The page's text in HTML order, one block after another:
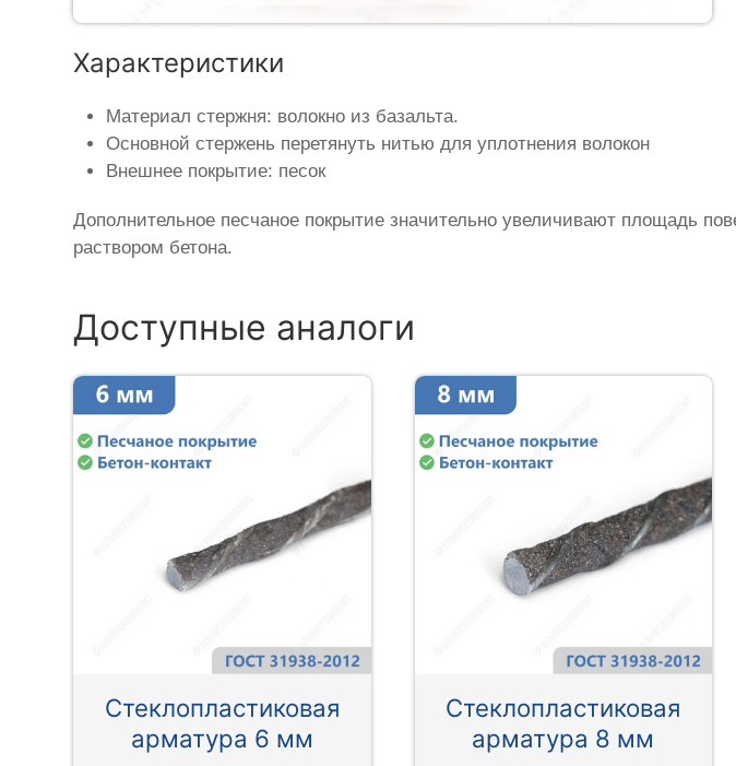
Характеристики
Материал стержня: волокно из базальта.
Основной стержень перетянуть нитью для уплотнения волокон
Внешнее покрытие: песок
Дополнительное песчаное покрытие значительно увеличивают площадь
раствором бетона.
Доступные аналоги
Стеклопластиковая
арматура 6 мм
Стеклопластиковая
арматура 8 мм